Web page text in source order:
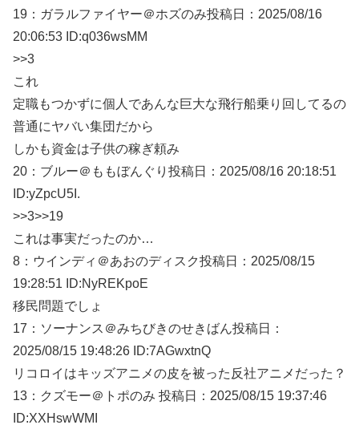
19： ガラルファイヤー＠ホズのみ投稿日：2025/08/16
20:06:53 ID:q036wsMM
>>3
これ
定職もつかずに個人であんな巨大な飛行船乗り回してるの
普通にヤバい集団だから
しかも資金は子供の稼ぎ頼み
20： ブルー＠ももぼんぐり 投稿日：2025/08/16 20:18:51
ID:yZpcU5I.
>>3>>19
これは事実だったのか…
8： ウインディ＠あおのディスク投稿日：2025/08/15
19:28:51 ID:NyREKpoE
移民問題でしょ
17： ソーナンス＠みちびきのせきばん投稿日：
2025/08/15 19:48:26 ID:7AGwxtnQ
リコロイはキッズアニメの皮を被った反社アニメだった？
13： クズモー＠トポのみ 投稿日：2025/08/15 19:37:46
ID:XXHswWMI